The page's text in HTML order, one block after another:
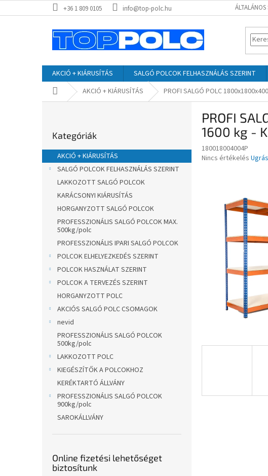
a
+36 1 809 0105 info@top-polc.hu
AKCIÓ + KIÁRUSÍTÁS SALGÓ POLCOK FELHASZNÁLÁS SZERINT
KezdőlapAKCIÓ + KIÁRUSÍTÁS PROFI SALGÓ POLC
l
s
átugrása
Kategóriák
AKCIÓ + KIÁRUSÍTÁS
SALGÓ POLCOK FELHASZNÁLÁS SZERINT
LAKKOZOTT SALGÓ POLCOK
KARÁCSONYI KIÁRUSÍTÁS
HORGANYZOTT SALGÓ POLCOK
PROFESSZIONÁLIS SALGÓ POLCOK MAX.
500kg/polc
PROFESSZIONÁLIS IPARI SALGÓ POLCOK
POLCOK ELHELYEZKEDÉS SZERINT
POLCOK HASZNÁLAT SZERINT
POLCOK A TERVEZÉS SZERINT
HORGANYZOTT POLC
AKCIÓS SALGÓ POLC CSOMAGOK
nevid
PROFESSZIONÁLIS SALGÓ POLCOK
500kg/polc
LAKKOZOTT POLC
KIEGÉSZÍTŐK A POLCOKHOZ
KERÉKTARTÓ ÁLLVÁNY
PROFESSZIONÁLIS SALGÓ POLCOK
900kg/polc
SAROKÁLLVÁNY
Online fizetési lehetőséget
biztosítunk
PROFI
1600 kg -
180018004004P
A
Nincs értékelés